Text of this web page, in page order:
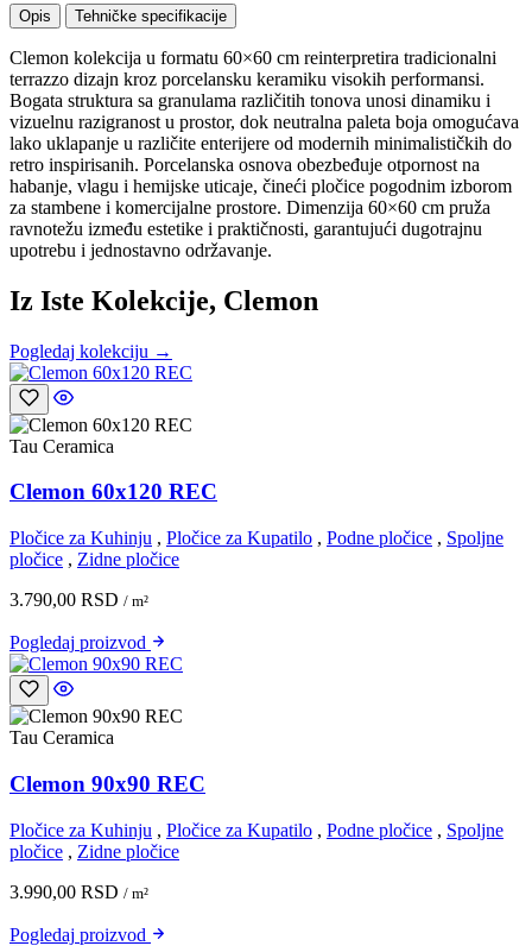
Opis Tehničke specifikacije
Clemon kolekcija u formatu 60×60 cm reinterpretira tradicionalni
terrazzo dizajn kroz porcelansku keramiku visokih performansi.
Bogata struktura sa granulama različitih tonova unosi dinamiku i
vizuelnu razigranost u prostor, dok neutralna paleta boja omogućava
lako uklapanje u različite enterijere od modernih minimalističkih do
retro inspirisanih. Porcelanska osnova obezbeđuje otpornost na
habanje, vlagu i hemijske uticaje, čineći pločice pogodnim izborom
za stambene i komercijalne prostore. Dimenzija 60×60 cm pruža
ravnotežu između estetike i praktičnosti, garantujući dugotrajnu
upotrebu i jednostavno održavanje.
Iz Iste Kolekcije, Clemon
Pogledaj kolekciju →
Tau Ceramica
Clemon 60x120 REC
Pločice za Kuhinju , Pločice za Kupatilo , Podne pločice , Spoljne
pločice , Zidne pločice
3.790,00 RSD / m²
Pogledaj proizvod
Tau Ceramica
Clemon 90x90 REC
Pločice za Kuhinju , Pločice za Kupatilo , Podne pločice , Spoljne
pločice , Zidne pločice
3.990,00 RSD / m²
Pogledaj proizvod